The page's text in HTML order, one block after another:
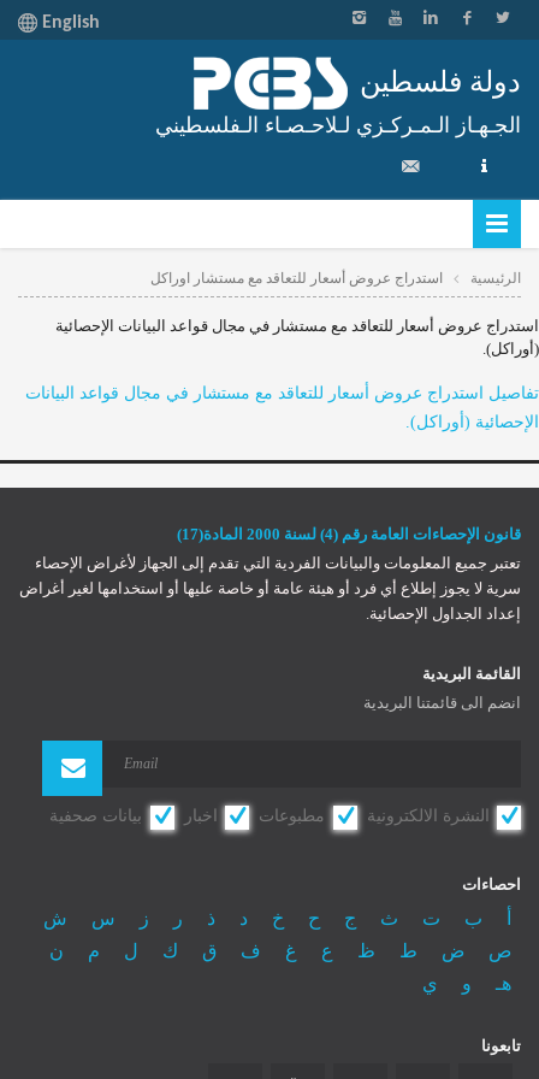
English
دولة فلسطين
الجـهـاز الـمـركـزي لـلاحـصـاء الـفلسطيني
الرئيسية استدراج عروض أسعار للتعاقد مع مستشار اوراكل
استدراج عروض أسعار للتعاقد مع مستشار في مجال قواعد البيانات الإحصائية
(أوراكل).
تفاصيل استدراج عروض أسعار للتعاقد مع مستشار في مجال قواعد البيانات
الإحصائية (أوراكل).
Register Log In
قانون الإحصاءات العامة رقم (4) لسنة 2000 المادة(17)
تعتبر جميع المعلومات والبيانات الفردية التي تقدم إلى الجهاز لأغراض الإحصاء
سرية لا يجوز إطلاع أي فرد أو هيئة عامة أو خاصة عليها أو استخدامها لغير أغراض
إعداد الجداول الإحصائية.
القائمة البريدية
انضم الى قائمتنا البريدية
النشرة الالكترونية مطبوعات اخبار بيانات صحفية
احصاءات
ب ت ث ج ح خ د ذ ر ز س
ش
ص
ض ط ظ ع غ ف ق ك ل م
ن
هـ
و ي
تابعونا